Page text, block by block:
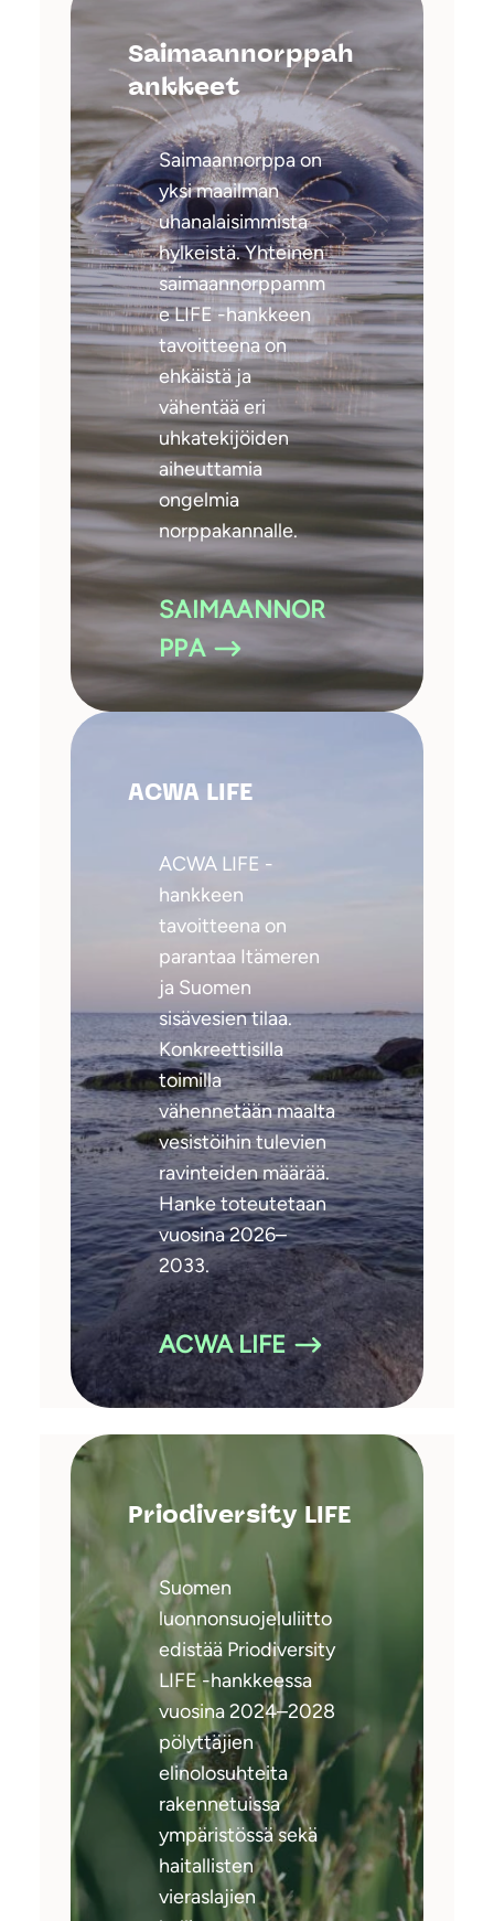
Saimaannorppah
ankkeet
Saimaannorppa on
yksi maailman
uhanalaisimmista
hylkeistä. Yhteinen
saimaannorppamm
e LIFE -hankkeen
tavoitteena on
ehkäistä ja
vähentää eri
uhkatekijöiden
aiheuttamia
ongelmia
norppakannalle.
SAIMAANNOR
PPA
ACWA LIFE
ACWA LIFE -
hankkeen
tavoitteena on
parantaa Itämeren
ja Suomen
sisävesien tilaa.
Konkreettisilla
toimilla
vähennetään maalta
vesistöihin tulevien
ravinteiden määrää.
Hanke toteutetaan
vuosina 2026–
2033.
ACWA LIFE
Priodiversity LIFE
Suomen
luonnonsuojeluliitto
edistää Priodiversity
LIFE -hankkeessa
vuosina 2024–2028
pölyttäjien
elinolosuhteita
rakennetuissa
ympäristössä sekä
haitallisten
vieraslajien